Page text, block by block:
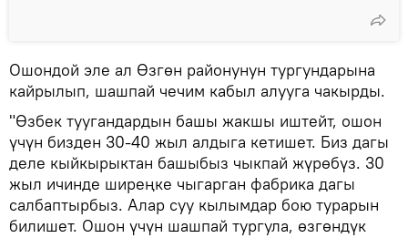
Ошондой эле ал Өзгөн районунун тургундарына
кайрылып, шашпай чечим кабыл алууга чакырды.
"Өзбек туугандардын башы жакшы иштейт, ошон
үчүн бизден 30-40 жыл алдыга кетишет. Биз дагы
деле кыйкырыктан башыбыз чыкпай жүрөбүз. 30
жыл ичинде ширеңке чыгарган фабрика дагы
салбаптырбыз. Алар суу кылымдар бою турарын
билишет. Ошон үчүн шашпай тургула, өзгөндүк